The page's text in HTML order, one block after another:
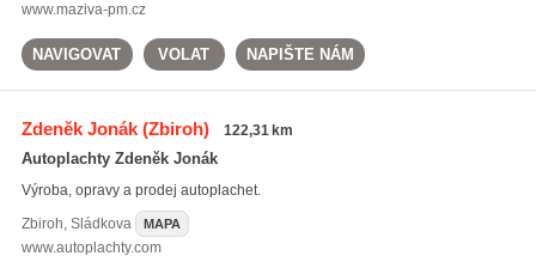
www.maziva-pm.cz
NAVIGOVAT VOLAT NAPIŠTE NÁM
Zdeněk Jonák(Zbiroh) 122,31 km
Autoplachty Zdeněk Jonák
Výroba, opravy a prodej autoplachet.
Zbiroh, Sládkova MAPA
www.autoplachty.com